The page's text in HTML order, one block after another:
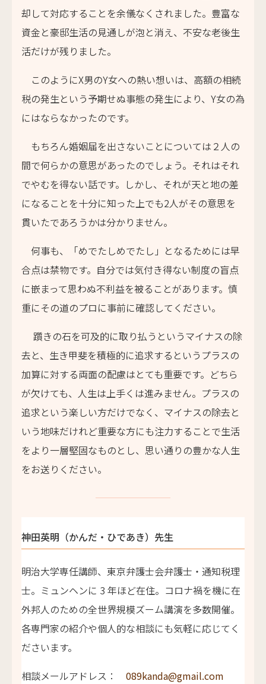
却して対応することを余儀なくされました。豊富な
資金と豪邸生活の見通しが泡と消え、不安な老後生
活だけが残りました。
このようにX男のY女への熱い想いは、高額の相続
税の発生という予期せぬ事態の発生により、Y女の為
にはならなかったのです。
もちろん婚姻届を出さないことについては２人の
間で何らかの意思があったのでしょう。それはそれ
でやむを得ない話です。しかし、それが天と地の差
になることを十分に知った上でも2人がその意思を
貫いたであろうかは分かりません。
何事も、「めでたしめでたし」となるためには早
合点は禁物です。自分では気付き得ない制度の盲点
に嵌まって思わぬ不利益を被ることがあります。慎
重にその道のプロに事前に確認してください。
躓きの石を可及的に取り払うというマイナスの除
去と、生き甲斐を積極的に追求するというプラスの
加算に対する両面の配慮はとても重要です。どちら
が欠けても、人生は上手くは進みません。プラスの
追求という楽しい方だけでなく、マイナスの除去と
いう地味だけれど重要な方にも注力することで生活
をより一層堅固なものとし、思い通りの豊かな人生
をお送りください。
神田英明（かんだ・ひであき）先生
明治大学専任講師、東京弁護士会弁護士・通知税理
士。ミュンヘンに 3 年ほど在住。コロナ禍を機に在
外邦人のための全世界規模ズーム講演を多数開催。
各専門家の紹介や個人的な相談にも気軽に応じてく
ださいます。
相談メールアドレス： 089kanda@gmail.com